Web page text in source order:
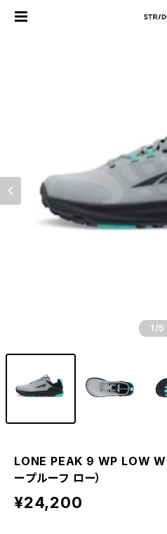
1 /5
LONE PEAK 9 WP LOW W
ープルーフ ロー）
¥24,200